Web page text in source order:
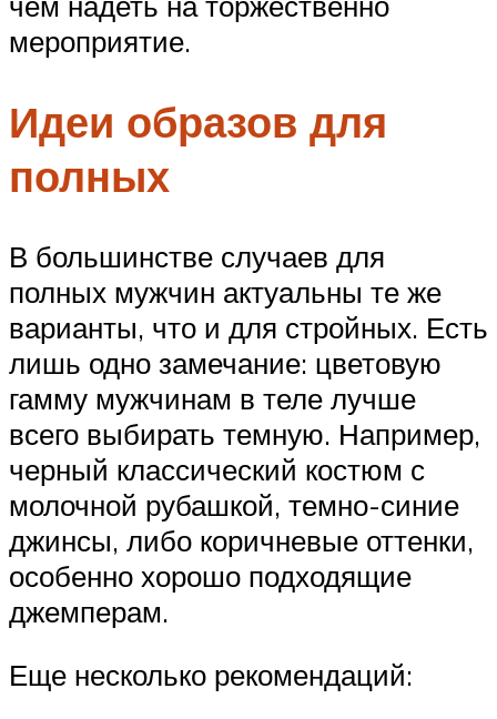
мероприятие.
Идеи образов для
полных
В большинстве случаев для
полных мужчин актуальны те же
варианты, что и для стройных. Есть
лишь одно замечание: цветовую
гамму мужчинам в теле лучше
всего выбирать темную. Например,
черный классический костюм с
молочной рубашкой, темно-синие
джинсы, либо коричневые оттенки,
особенно хорошо подходящие
джемперам.
Еще несколько рекомендаций: